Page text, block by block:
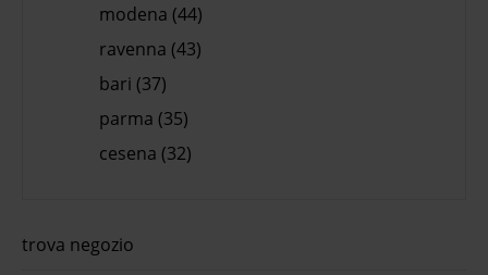
modena (44)
ravenna (43)
bari (37)
parma (35)
cesena (32)
trova negozio